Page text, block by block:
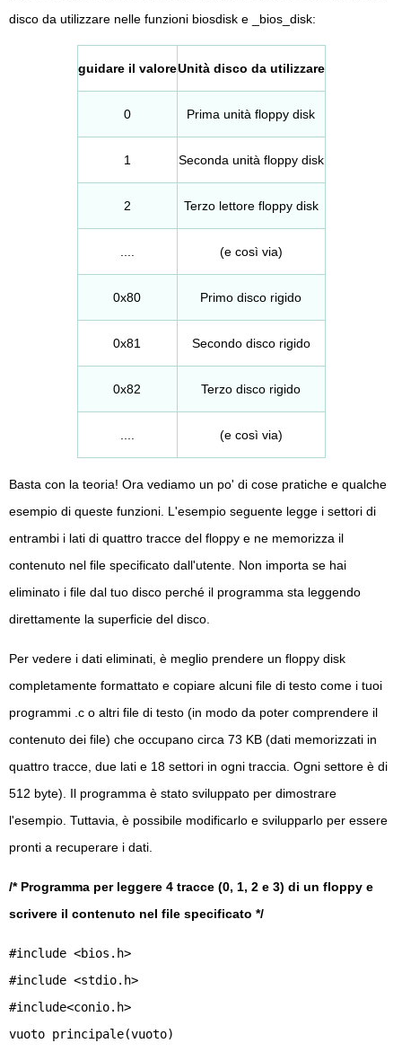
disco da utilizzare nelle funzioni biosdisk e _bios_disk:
guidare il valoreUnità disco da utilizzare
0 Prima unità floppy disk
1 Seconda unità floppy disk
2 Terzo lettore floppy disk
(e così via)
0x80 Primo disco rigido
0x81 Secondo disco rigido
0x82 Terzo disco rigido
(e così via)
Basta con la teoria! Ora vediamo un po' di cose pratiche e qualche
esempio di queste funzioni. L'esempio seguente legge i settori di
entrambi i lati di quattro tracce del floppy e ne memorizza il
contenuto nel file specificato dall'utente. Non importa se hai
eliminato i file dal tuo disco perché il programma sta leggendo
direttamente la superficie del disco.
Per vedere i dati eliminati, è meglio prendere un floppy disk
completamente formattato e copiare alcuni file di testo come i tuoi
programmi .c o altri file di testo (in modo da poter comprendere il
contenuto dei file) che occupano circa 73 KB (dati memorizzati in
quattro tracce, due lati e 18 settori in ogni traccia. Ogni settore è di
512 byte). Il programma è stato sviluppato per dimostrare
l'esempio. Tuttavia, è possibile modificarlo e svilupparlo per essere
pronti a recuperare i dati.
/* Programma per leggere 4 tracce (0, 1, 2 e 3) di un floppy e
scrivere il contenuto nel file specificato */
#include <bios.h>
#include <stdio.h>
#include<conio.h>
vuoto principale(vuoto)